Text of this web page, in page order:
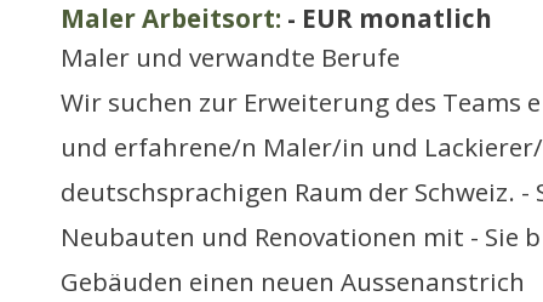
Maler Arbeitsort: - EUR monatlich
Maler und verwandte Berufe
Wir suchen zur Erweiterung des Teams
und erfahrene/n Maler/in und
deutschsprachigen Raum der Schweiz. -
Neubauten und Renovationen mit - Sie
Gebäuden einen neuen Aussenanstrich